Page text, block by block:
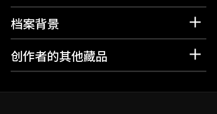
档案背景
创作者的其他藏品